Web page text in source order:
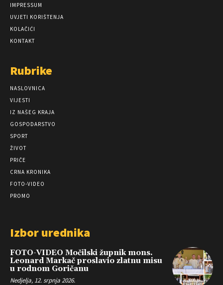
IMPRESSUM
UVJETI KORIŠTENJA
KOLAČIĆI
KONTAKT
Rubrike
NASLOVNICA
VIJESTI
IZ NAŠEG KRAJA
GOSPODARSTVO
SPORT
ŽIVOT
PRIČE
CRNA KRONIKA
FOTO-VIDEO
PROMO
Izbor urednika
FOTO-VIDEO Močilski župnik mons.
Leonard Markač proslavio zlatnu misu
u rodnom Goričanu
Nedjelja, 12. srpnja 2026.